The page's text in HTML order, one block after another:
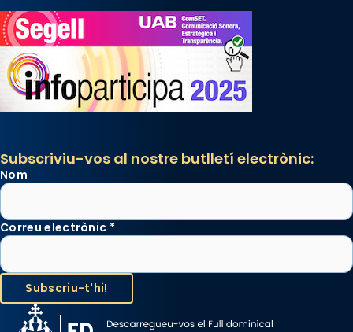
Subscriviu-vos al nostre butlletí electrònic:
Nom
Correu electrònic *